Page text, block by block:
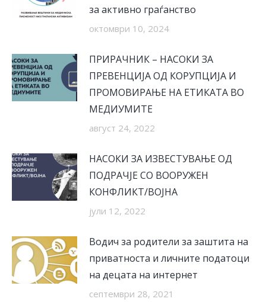
за активно граѓанство
октомври 10, 2024
ПРИРАЧНИК – НАСОКИ ЗА
ПРЕВЕНЦИЈА ОД КОРУПЦИЈА И
ПРОМОВИРАЊЕ НА ЕТИКАТА ВО
МЕДИУМИТЕ
август 24, 2022
НАСОКИ ЗА ИЗВЕСТУВАЊЕ ОД
ПОДРАЧЈЕ СО ВООРУЖЕН
КОНФЛИКТ/ВОЈНА
јули 12, 2022
Водич за родители за заштита на
приватноста и личните податоци
на децата на интернет
септември 28, 2021